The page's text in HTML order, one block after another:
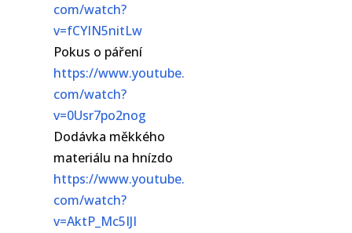
com/watch?
v=fCYIN5nitLw
Pokus o páření
https://www.youtube.
com/watch?
v=0Usr7po2nog
Dodávka měkkého
materiálu na hnízdo
https://www.youtube.
com/watch?
v=AktP_Mc5IJI